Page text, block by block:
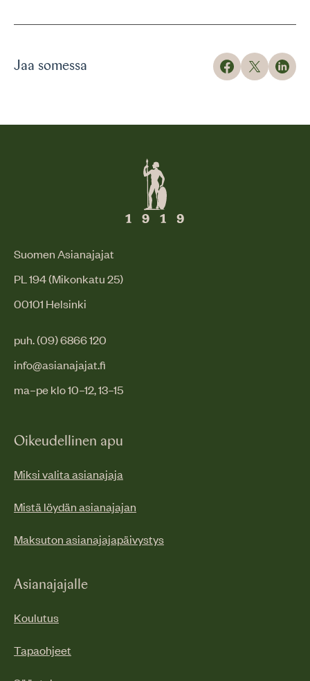
Jaa somessa
Suomen Asianajajat
PL 194 (Mikonkatu 25)
00101 Helsinki
puh. (09) 6866 120
info@asianajajat.fi
ma–pe klo 10–12, 13–15
Oikeudellinen apu
Miksi valita asianajaja
Mistä löydän asianajajan
Maksuton asianajajapäivystys
Asianajajalle
Koulutus
Tapaohjeet